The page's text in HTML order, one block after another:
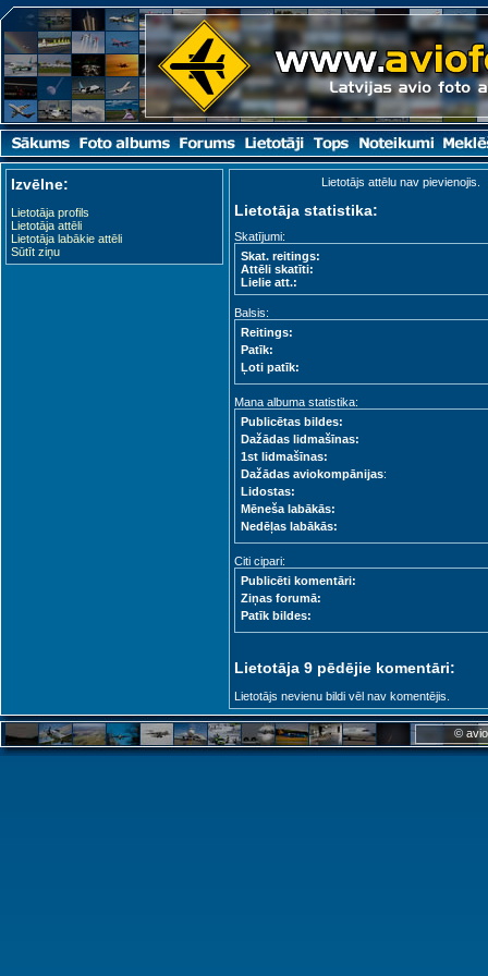
Izvēlne:
Lietotāja profils
Lietotāja attēli
Lietotāja labākie attēli
Sūtīt ziņu
Lietotājs attēlu nav pievienojis.
Lietotāja statistika:
Skatījumi:
Skat. reitings:
Attēli skatīti:
Lielie att.:
Balsis:
Reitings:
Patīk:
Ļoti patīk:
Mana albuma statistika:
Publicētas bildes:
Dažādas lidmašīnas:
1st lidmašīnas:
Dažādas aviokompānijas:
Lidostas:
Mēneša labākās:
Nedēļas labākās:
Citi cipari:
Publicēti komentāri:
Ziņas forumā:
Patīk bildes:
Lietotāja 9 pēdējie komentāri:
Lietotājs nevienu bildi vēl nav komentējis.
©